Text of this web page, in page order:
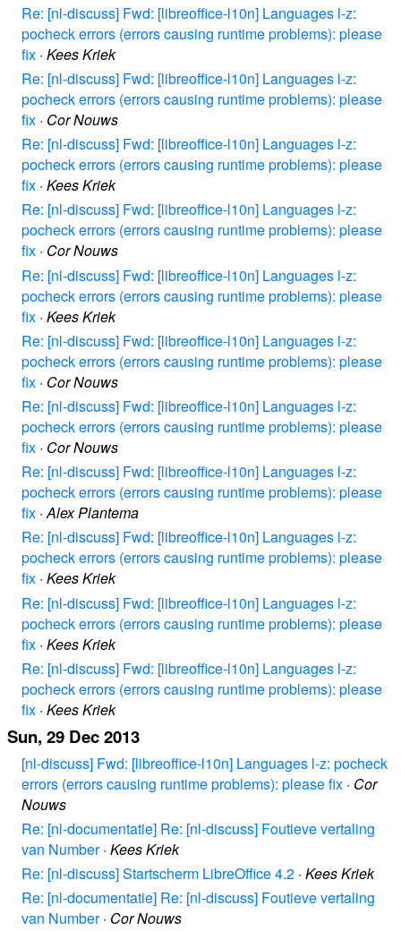
Re: [nl-discuss] Fwd: [libreoffice-l10n] Languages l-z:
pocheck errors (errors causing runtime problems): please
fix · Kees Kriek
Re: [nl-discuss] Fwd: [libreoffice-l10n] Languages l-z:
pocheck errors (errors causing runtime problems): please
fix · Cor Nouws
Re: [nl-discuss] Fwd: [libreoffice-l10n] Languages l-z:
pocheck errors (errors causing runtime problems): please
fix · Kees Kriek
Re: [nl-discuss] Fwd: [libreoffice-l10n] Languages l-z:
pocheck errors (errors causing runtime problems): please
fix · Cor Nouws
Re: [nl-discuss] Fwd: [libreoffice-l10n] Languages l-z:
pocheck errors (errors causing runtime problems): please
fix · Kees Kriek
Re: [nl-discuss] Fwd: [libreoffice-l10n] Languages l-z:
pocheck errors (errors causing runtime problems): please
fix · Cor Nouws
Re: [nl-discuss] Fwd: [libreoffice-l10n] Languages l-z:
pocheck errors (errors causing runtime problems): please
fix · Cor Nouws
Re: [nl-discuss] Fwd: [libreoffice-l10n] Languages l-z:
pocheck errors (errors causing runtime problems): please
fix ·Alex Plantema
Re: [nl-discuss] Fwd: [libreoffice-l10n] Languages l-z:
pocheck errors (errors causing runtime problems): please
fix · Kees Kriek
Re: [nl-discuss] Fwd: [libreoffice-l10n] Languages l-z:
pocheck errors (errors causing runtime problems): please
fix · Kees Kriek
Re: [nl-discuss] Fwd: [libreoffice-l10n] Languages l-z:
pocheck errors (errors causing runtime problems): please
fix · Kees Kriek
Sun, 29 Dec 2013
[nl-discuss] Fwd: [libreoffice-l10n] Languages l-z: pocheck
errors (errors causing runtime problems): please fix · Cor
Nouws
Re: [nl-documentatie] Re: [nl-discuss] Foutieve vertaling
van Number· Kees Kriek
Re: [nl-discuss] Startscherm LibreOffice 4.2 · Kees Kriek
Re: [nl-documentatie] Re: [nl-discuss] Foutieve vertaling
van Number· Cor Nouws